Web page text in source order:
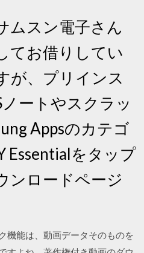
ムスン電子さん
てお借りしてい
が、プリインス
ートやスクラッ
Appsのカテゴ
Essentialをタップ
ンロードページ
機能は、動画データそのものを